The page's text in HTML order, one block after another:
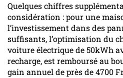
Quelques chiffres
considération : pour une
l’investissement dans des
suffisants, l’optimisation du
voiture électrique de 50kWh
recharge, est remboursé au
gain annuel de près de 4700